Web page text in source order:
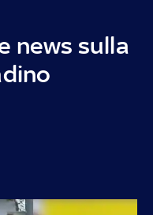
news sulla